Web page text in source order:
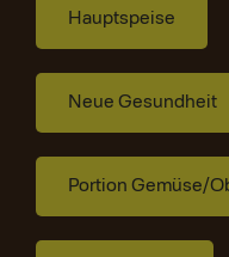
Hauptspeise
Neue Gesundheit
Portion Gemüse/